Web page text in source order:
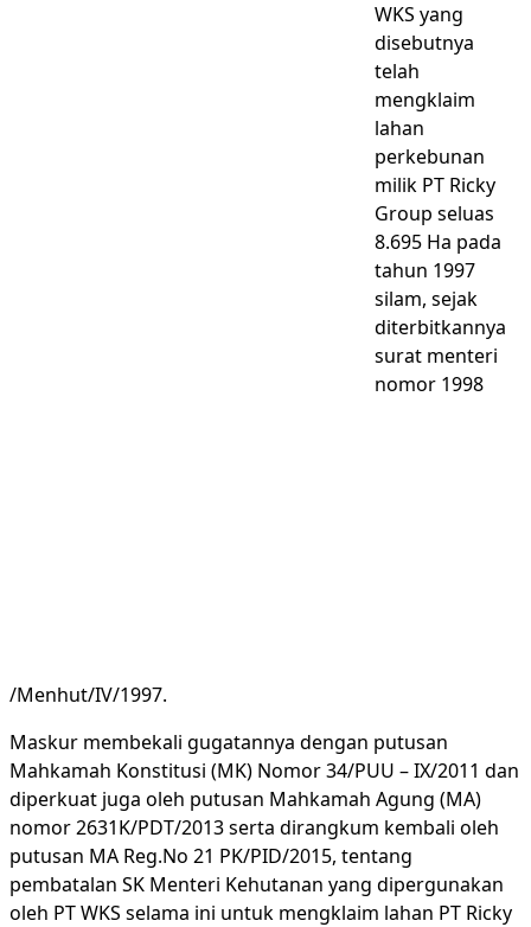
WKS yang
disebutnya
telah
mengklaim
lahan
perkebunan
milik PT Ricky
Group seluas
8.695 Ha pada
tahun 1997
silam, sejak
diterbitkannya
surat menteri
nomor 1998
/Menhut/IV/1997.
Maskur membekali gugatannya dengan putusan
Mahkamah Konstitusi (MK) Nomor 34/PUU – IX/2011 dan
diperkuat juga oleh putusan Mahkamah Agung (MA)
nomor 2631K/PDT/2013 serta dirangkum kembali oleh
putusan MA Reg.No 21 PK/PID/2015, tentang
pembatalan SK Menteri Kehutanan yang dipergunakan
oleh PT WKS selama ini untuk mengklaim lahan PT Ricky